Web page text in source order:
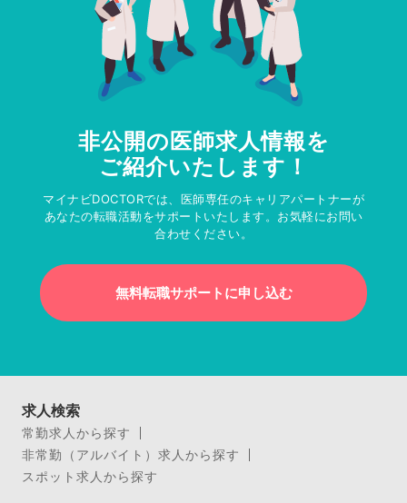
非公開の医師求人情報を
ご紹介いたします！
マイナビDOCTORでは、医師専任のキャリアパートナーが
あなたの転職活動をサポートいたします。お気軽にお問い
合わせください。
無料転職サポートに申し込む
求人検索
常勤求人から探す
非常勤（アルバイト）求人から探す
スポット求人から探す